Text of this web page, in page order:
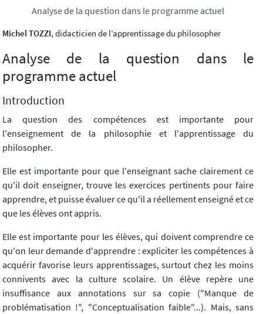
Analyse de la question dans le programme actuel
Michel TOZZI, didacticien de l’apprentissage du philosopher
Analyse de la question dans le
programme actuel
Introduction
La question des compétences est importante pour
l'enseignement de la philosophie et l'apprentissage du
philosopher.
Elle est importante pour que l'enseignant sache clairement ce
qu'il doit enseigner, trouve les exercices pertinents pour faire
apprendre, et puisse évaluer ce qu'il a réellement enseigné et ce
que les élèves ont appris.
Elle est importante pour les élèves, qui doivent comprendre ce
qu'on leur demande d'apprendre : expliciter les compétences à
acquérir favorise leurs apprentissages, surtout chez les moins
connivents avec la culture scolaire. Un élève repère une
insuffisance aux annotations sur sa copie ("Manque de
problématisation !", "Conceptualisation faible"...). Mais, sans